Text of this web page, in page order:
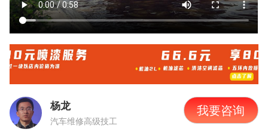
杨龙
汽车维修高级技工
我要咨询